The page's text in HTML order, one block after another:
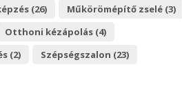
(26)
Műkörömépítő zselé (3)
Otthoni kézápolás (4)
(2)
Szépségszalon (23)